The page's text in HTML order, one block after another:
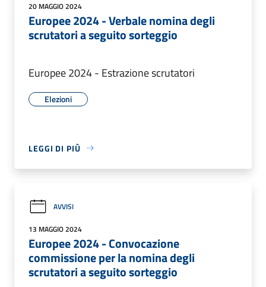
20 MAGGIO 2024
Europee 2024 - Verbale nomina degli
scrutatori a seguito sorteggio
Europee 2024 - Estrazione scrutatori
Elezioni
LEGGI DI PIÙ
AVVISI
13 MAGGIO 2024
Europee 2024 - Convocazione
commissione per la nomina degli
scrutatori a seguito sorteggio